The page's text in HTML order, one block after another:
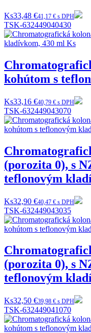
Ks33,48 €41,17 € s DPH
TSK-632449040430
kohútom s
Ks33,16 €40,79 € s DPH
TSK-632449043070
(porozita 0), s
teflonovým
Ks32,90 €40,47 € s DPH
TSK-632449043035
(porozita 0), s
teflonovým
Ks32,50 €39,98 € s DPH
TSK-632449041070